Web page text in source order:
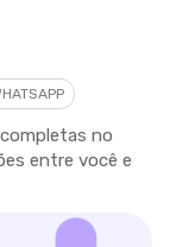
no
entre você e